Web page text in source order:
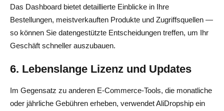
Das Dashboard bietet detaillierte Einblicke in Ihre
Bestellungen, meistverkauften Produkte und Zugriffsquellen —
so können Sie datengestützte Entscheidungen treffen, um Ihr
Geschäft schneller auszubauen.
6. Lebenslange Lizenz und Updates
Im Gegensatz zu anderen E-Commerce-Tools, die monatliche
oder jährliche Gebühren erheben, verwendet AliDropship ein